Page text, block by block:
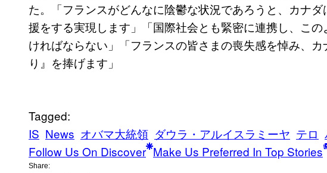
た。「フランスがどんなに陰鬱な状況であろうと、カナ
援をする実現します」「国際社会とも緊密に連携し、こ
ければならない」「フランスの皆さまの喪失感を悼み、
り』を捧げます」
Tagged:
IS News オバマ大統領 ダウラ・アルイスラミーヤ テロ
Follow Us On Discover Make Us Preferred In Top Stories
Share: